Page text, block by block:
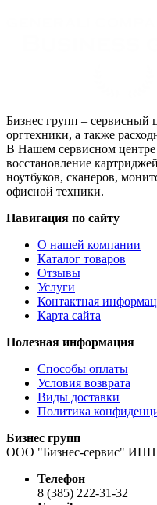
Бизнес групп – сервисный
оргтехники, а также
В Нашем сервисном
восстановление
ноутбуков, сканеров,
офисной техники.
Навигация по сайту
О нашей компании
Каталог товаров
Отзывы
Услуги
Контактная
Карта сайта
Полезная информация
Способы оплаты
Условия возврата
Виды доставки
Политика
Бизнес групп
ООО "Бизнес-сервис" ИНН
Телефон
8 (385) 222-31-32